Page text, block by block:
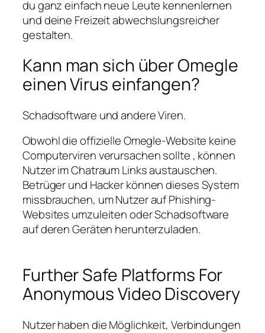
du ganz einfach neue Leute kennenlernen
und deine Freizeit abwechslungsreicher
gestalten.
Kann man sich über Omegle
einen Virus einfangen?
Schadsoftware und andere Viren.
Obwohl die offizielle Omegle-Website keine
Computerviren verursachen sollte , können
Nutzer im Chatraum Links austauschen.
Betrüger und Hacker können dieses System
missbrauchen, um Nutzer auf Phishing-
Websites umzuleiten oder Schadsoftware
auf deren Geräten herunterzuladen.
Further Safe Platforms For
Anonymous Video Discovery
Nutzer haben die Möglichkeit, Verbindungen